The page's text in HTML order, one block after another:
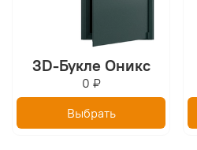
3D-Букле Оникс
0 ₽
Выбрать